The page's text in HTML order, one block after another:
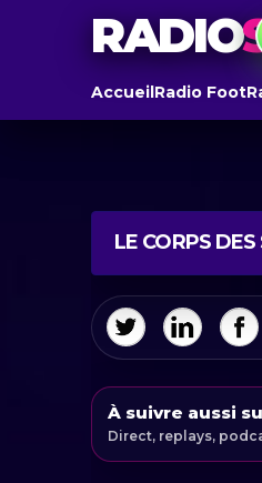
RADIO
AccueilRadio Foot
LE CORPS
À suivre aussi
Direct, replays,